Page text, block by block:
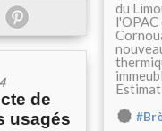
du
l'OPAC
de
usagés